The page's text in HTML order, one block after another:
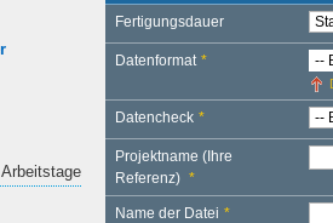
Arbeitstage
Fertigungsdauer
Datenformat *
Datencheck *
Projektname (Ihre
Referenz) *
Name der Datei *